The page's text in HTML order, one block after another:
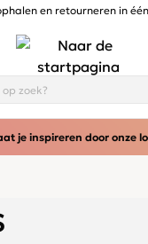
en retourneren in
je inspireren door onze